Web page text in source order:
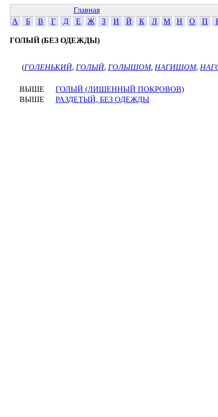
Главная
А
Б В Г Д Е Ж З И Й К Л М Н О П
ГОЛЫЙ (БЕЗ ОДЕЖДЫ)
(ГОЛЕНЬКИЙ, ГОЛЫЙ, ГОЛЫШОМ, НАГИШОМ,
ВЫШЕ
ГОЛЫЙ (ЛИШЕННЫЙ ПОКРОВОВ)
ВЫШЕ
РАЗДЕТЫЙ, БЕЗ ОДЕЖДЫ